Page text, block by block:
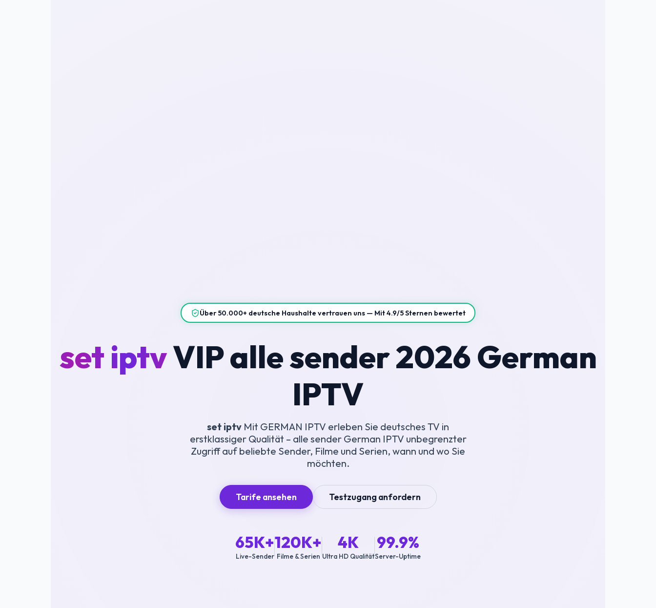
Über 50.000+ deutsche Haushalte vertrauen uns — Mit 4.9/5 Sternen bewertet
set iptvVIP alle sender 2026 German
IPTV
set iptv Mit GERMAN IPTV erleben Sie deutsches TV in
erstklassiger Qualität – alle sender German IPTV unbegrenzter
Zugriff auf beliebte Sender, Filme und Serien, wann und wo Sie
möchten.
Tarife ansehen Testzugang anfordern
65K+
Live-Sender
120K+
Filme & Serien
4K
Ultra HD Qualität
99.9%
Server-Uptime